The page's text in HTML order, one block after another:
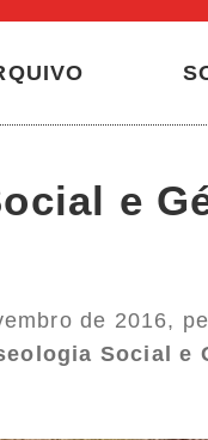
e
de 2016,
Social e